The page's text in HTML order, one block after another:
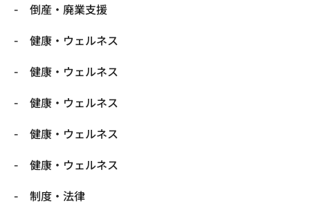
倒産・廃業支援
健康・ウェルネス
健康・ウェルネス
健康・ウェルネス
健康・ウェルネス
健康・ウェルネス
制度・法律